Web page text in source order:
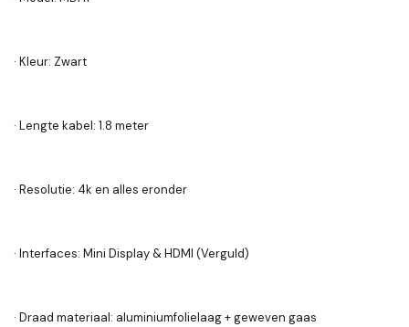
· Kleur: Zwart
· Lengte kabel: 1.8 meter
· Resolutie: 4k en alles eronder
· Interfaces: Mini Display & HDMI (Verguld)
· Draad materiaal: aluminiumfolielaag + geweven gaas